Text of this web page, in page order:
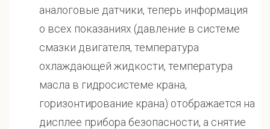
аналоговые датчики, теперь информация
о всех показаниях (давление в системе
смазки двигателя, температура
охлаждающей жидкости, температура
масла в гидросистеме крана,
горизонтирование крана) отображается на
дисплее прибора безопасности, а снятие